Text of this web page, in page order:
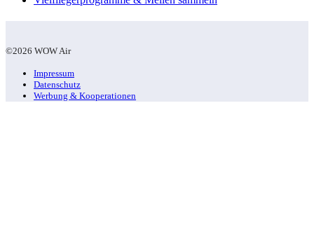
©2026 WOW Air
Impressum
Datenschutz
Werbung & Kooperationen